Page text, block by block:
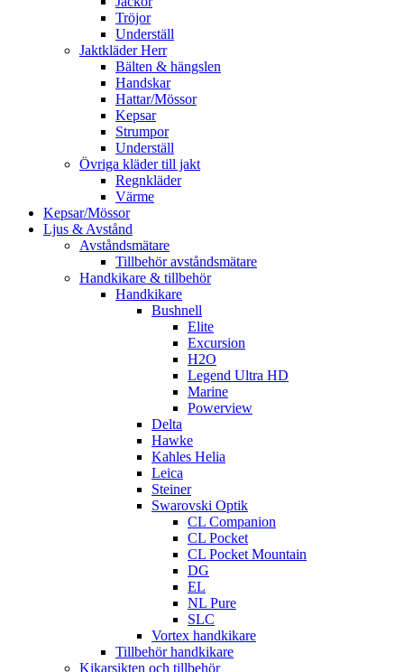
Tröjor
Underställ
Jaktkläder Herr
Bälten & hängslen
Handskar
Hattar/Mössor
Kepsar
Strumpor
Underställ
Övriga kläder till jakt
Regnkläder
Värme
Kepsar/Mössor
Ljus & Avstånd
Avståndsmätare
Tillbehör avståndsmätare
Handkikare & tillbehör
Handkikare
Bushnell
Elite
Excursion
H2O
Legend Ultra HD
Marine
Powerview
Delta
Hawke
Kahles Helia
Leica
Steiner
Swarovski Optik
CL Companion
CL Pocket
CL Pocket Mountain
DG
EL
NL Pure
SLC
Vortex handkikare
Tillbehör handkikare
Kikarsikten och tillbehör